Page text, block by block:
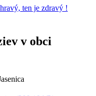
ten je zdravý !
v obci